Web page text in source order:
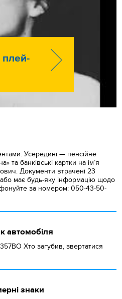
плей-
Усередині — пенсійне
та банківські картки на ім’я
Документи втрачені 23
має будь-яку інформацію щодо
за номером: 050-43-50-
автомобіля
Хто загубив, звертатися
знаки